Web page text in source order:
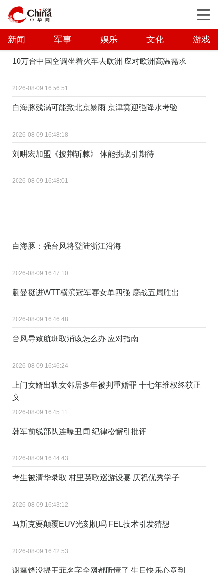
新闻 军事 娱乐 文化 游戏
10万台中国空调坐着火车去欧洲 应对欧洲高温需求
2026-08-09 16:56:51
白海豚残涡可能致北京暴雨 京津冀迎强降水考验
2026-08-09 16:48:18
刘畊宏加盟《披荆斩棘》 体能挑战引期待
2026-08-09 16:48:01
白海豚：强台风将登陆浙江沿海
2026-08-09 16:47:10
蒯曼挺进WTT横滨冠军赛女单四强 鏖战五局胜出
2026-08-09 16:46:48
台风导致航班取消该怎么办 应对指南
2026-08-09 16:46:24
上门女婿出轨女邻居多年被判重婚罪 十七年维权终获正
义
2026-08-09 16:45:11
韩军前线部队连曝丑闻 纪律松懈引批评
2026-08-09 16:44:43
考生被清华录取 村里英歌巡游设宴 庆祝优秀学子
2026-08-09 16:43:12
马斯克要颠覆EUV光刻机吗 FEL技术引发猜想
2026-08-09 16:42:53
谢霆锋没提王菲名字全网都听懂了 生日快乐心意到